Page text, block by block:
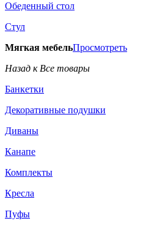
Обеденный стол
Стул
Мягкая мебельПросмотреть
Назад к Все товары
Банкетки
Декоративные подушки
Диваны
Канапе
Комплекты
Кресла
Пуфы